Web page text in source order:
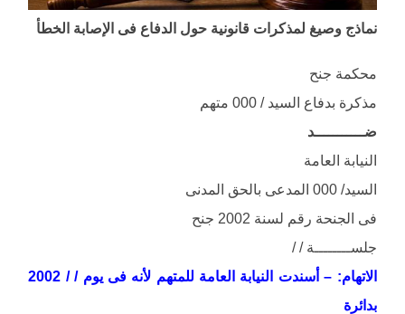
نماذج وصيغ لمذكرات قانونية حول الدفاع فى الإصابة الخطأ
محكمة جنح
مذكرة بدفاع السيد / 000 متهم
ضـــــــــــد
النيابة العامة
السيد/ 000 المدعى بالحق المدنى
فى الجنحة رقم لسنة 2002 جنح
جلســــــــة / /
الاتهام: – أسندت النيابة العامة للمتهم لأنه فى يوم / / 2002
بدائرة